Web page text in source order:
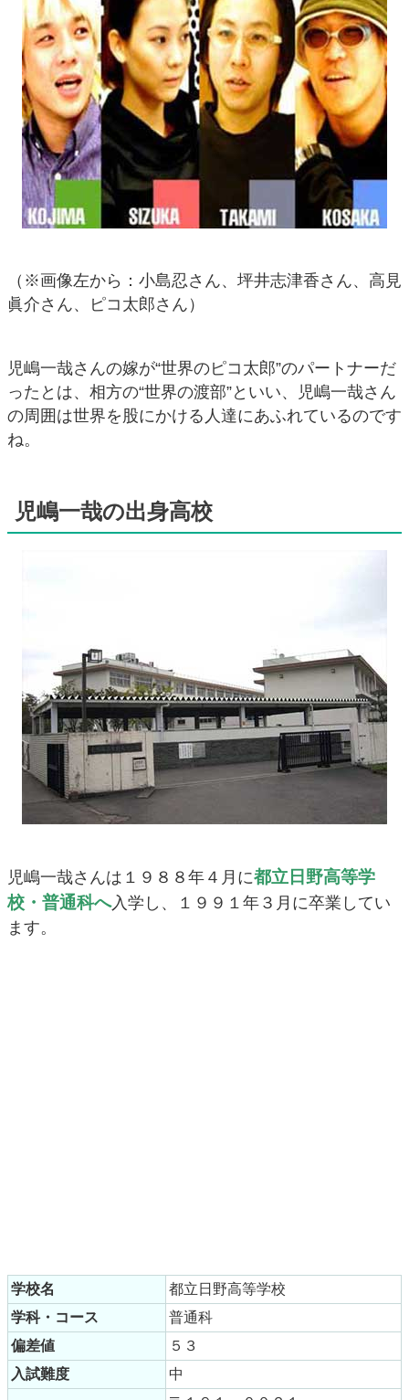
（※画像左から：小島忍さん、坪井志津香さん、高見
眞介さん、ピコ太郎さん）
児嶋一哉さんの嫁が“世界のピコ太郎”のパートナーだ
ったとは、相方の“世界の渡部”といい、児嶋一哉さん
の周囲は世界を股にかける人達にあふれているのです
ね。
児嶋一哉の出身高校
児嶋一哉さんは１９８８年４月に都立日野高等学
校・普通科へ入学し、１９９１年３月に卒業してい
ます。
学校名
都立日野高等学校
学科・コース
普通科
偏差値
５３
入試難度
中